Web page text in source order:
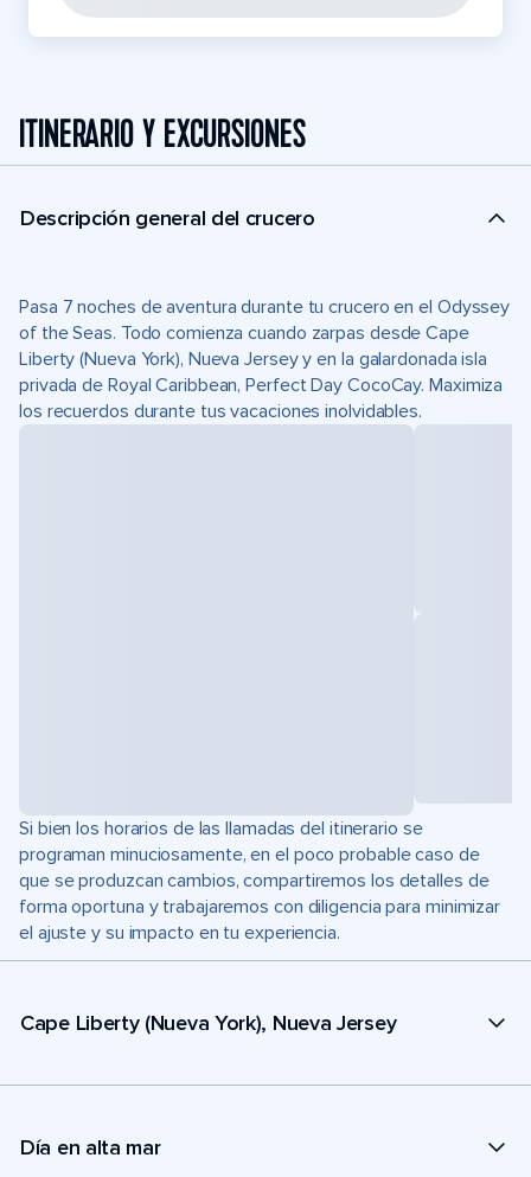
ITINERARIO Y EXCURSIONES
Descripción general del crucero
Pasa 7 noches de aventura durante tu crucero en el Odyssey
of the Seas. Todo comienza cuando zarpas desde Cape
Liberty (Nueva York), Nueva Jersey y en la galardonada isla
privada de Royal Caribbean, Perfect Day CocoCay. Maximiza
los recuerdos durante tus vacaciones inolvidables.
Si bien los horarios de las llamadas del itinerario se
programan minuciosamente, en el poco probable caso de
que se produzcan cambios, compartiremos los detalles de
forma oportuna y trabajaremos con diligencia para minimizar
el ajuste y su impacto en tu experiencia.
Cape Liberty (Nueva York), Nueva Jersey
Día en alta mar